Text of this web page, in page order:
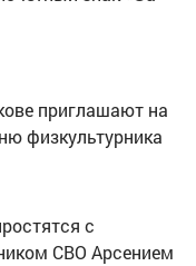
приглашают на
физкультурника
с
СВО Арсением